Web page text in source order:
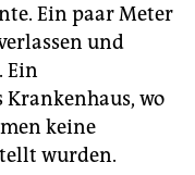
Ein paar Meter
und
Ein
wo
keine
wurden.